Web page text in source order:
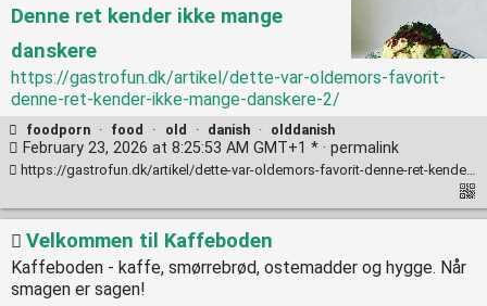
Denne ret kender ikke mange
danskere
https://gastrofun.dk/artikel/dette-var-oldemors-favorit-
denne-ret-kender-ikke-mange-danskere-2/
foodporn · food · old · danish · olddanish
February 23, 2026 at 8:25:53 AM GMT+1 * · permalink
https://gastrofun.dk/artikel/dette-var-oldemors-favorit-denne-ret-kender-ikke-mange-danskere-2/
Velkommen til Kaffeboden
Kaffeboden - kaffe, smørrebrød, ostemadder og hygge. Når
smagen er sagen!